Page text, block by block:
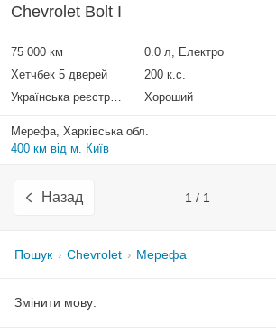
Chevrolet Bolt I
75 000 км 0.0 л, Електро
Хетчбек 5 дверей
200 к.с.
Українська реєстрація
Хороший
Мерефа, Харківська обл.
400 км від м. Київ
Назад 1 / 1
Пошук Chevrolet Мерефа
Змінити мову: